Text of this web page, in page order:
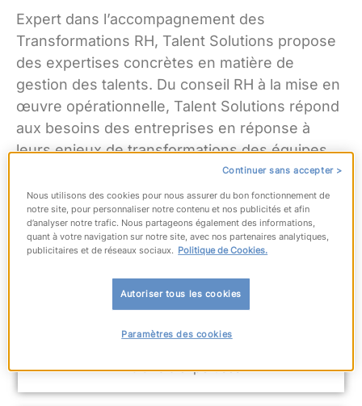
Expert dans l’accompagnement des
Transformations RH, Talent Solutions propose
des expertises concrètes en matière de
gestion des talents. Du conseil RH à la mise en
œuvre opérationnelle, Talent Solutions répond
aux besoins des entreprises en réponse à
leurs enjeux de transformations des équipes,
des organisations et des expériences du
travail.
40 ansd’expertises
Continuer sans accepter >
Nous utilisons des cookies pour nous assurer du bon fonctionnement de
notre site, pour personnaliser notre contenu et nos publicités et afin
d’analyser notre trafic. Nous partageons également des informations,
quant à votre navigation sur notre site, avec nos partenaires analytiques,
publicitaires et de réseaux sociaux. Politique de Cookies.
Autoriser tous les cookies
Paramètres des cookies